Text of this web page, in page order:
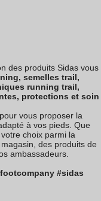
des produits Sidas vous
semelles trail,
running trail,
protections et soin
vous proposer la
à vos pieds. Que
choix parmi la
des produits de
ambassadeurs.
#sidas